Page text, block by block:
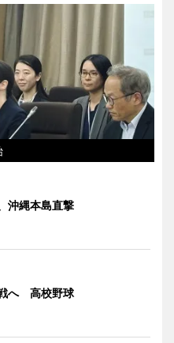
沖縄本島直撃
へ 高校野球